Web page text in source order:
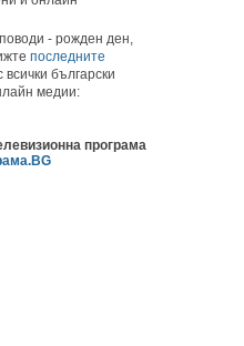
поводи - рожден ден,
последните
всички български
медии:
програма